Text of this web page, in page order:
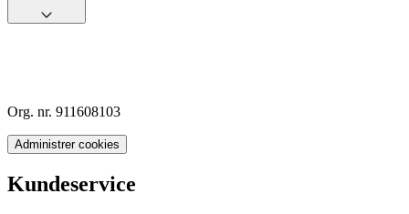
Org. nr. 911608103
Administrer cookies
Kundeservice